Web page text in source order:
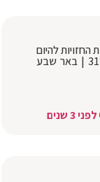
להיום
בערים: ירושלים 20°-32° | בני ברק 26°-31° | בית שמש 24°-33° | חיפה 26°-31° | אשדוד 27°-31° | באר שבע
לפני 3 שנים